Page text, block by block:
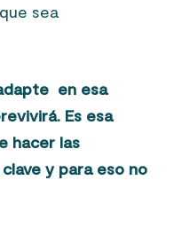
sea
en esa
Es esa
hacer las
y para eso no